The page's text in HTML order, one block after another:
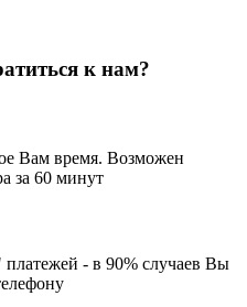
к нам?
Вам время. Возможен
за 60 минут
- в 90% случаев Вы